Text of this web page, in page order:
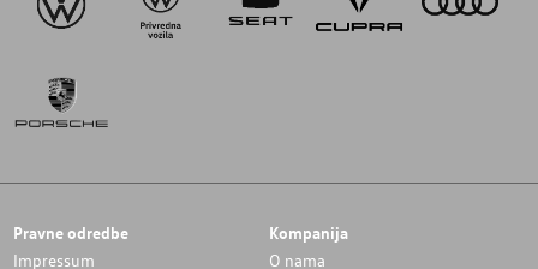
Pravne odredbe
Impressum
Kompanija
O nama